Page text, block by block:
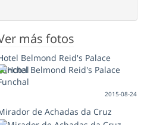
más fotos
Belmond Reid's Palace
2015-08-24
de Achadas da Cruz